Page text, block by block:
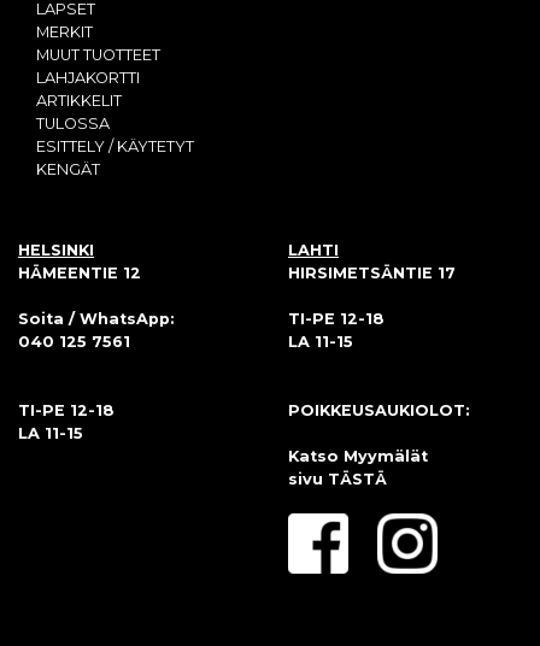
LAPSET
MERKIT
MUUT TUOTTEET
LAHJAKORTTI
ARTIKKELIT
TULOSSA
ESITTELY / KÄYTETYT
KENGÄT
HELSINKI
HÄMEENTIE 12
Soita / WhatsApp:
040 125 7561
TI-PE 12-18
LA 11-15
LAHTI
HIRSIMETSÄNTIE 17
TI-PE 12-18
LA 11-15
POIKKEUSAUKIOLOT:
Katso Myymälät
sivu TÄSTÄ